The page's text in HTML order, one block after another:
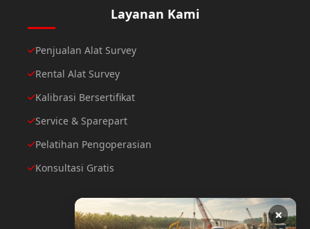
×
Layanan Kami
Penjualan Alat Survey
Rental Alat Survey
Kalibrasi Bersertifikat
Service & Sparepart
Pelatihan Pengoperasian
Konsultasi Gratis